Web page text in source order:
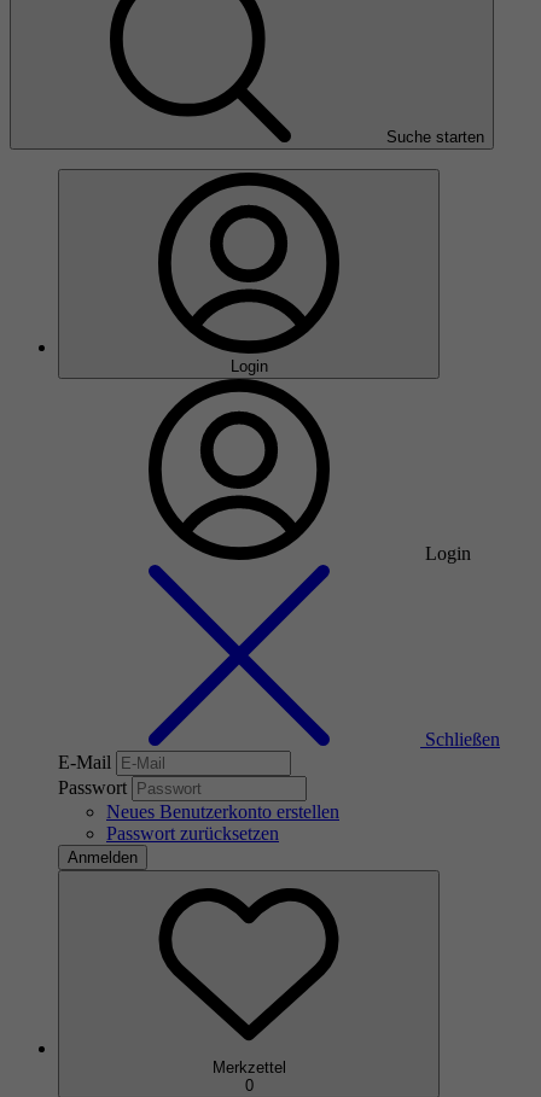
Suche starten
Login
Login
Schließen
E-Mail
Passwort
Neues Benutzerkonto erstellen
Passwort zurücksetzen
Anmelden
Merkzettel
0